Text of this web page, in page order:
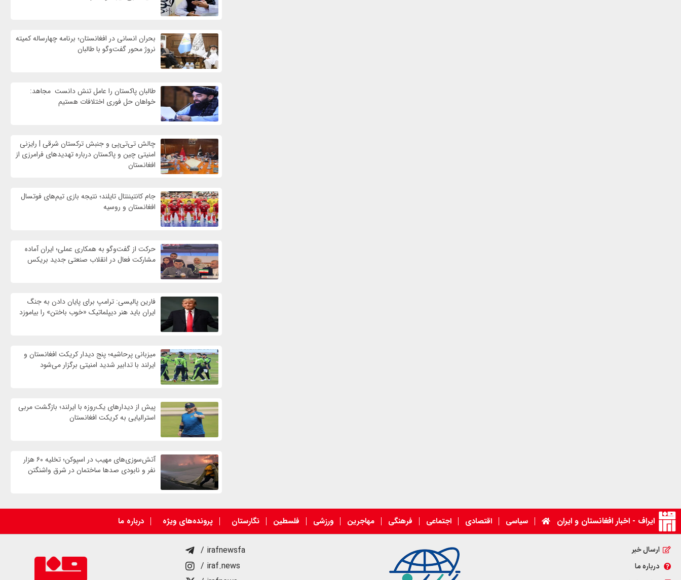
بحران انسانی در افغانستان؛ برنامه چهار‌ساله کمیته
نروژ محور گفت‌وگو با طالبان
طالبان پاکستان را عامل تنش دانست مجاهد:
خواهان حل فوری اختلافات هستیم
چالش تی‌تی‌پی و جنبش ترکستان شرقی | رایزنی
امنیتی چین و پاکستان درباره تهدیدهای فرامرزی از
افغانستان
جام کانتیننتال تایلند؛ نتیجه بازی تیم‌های فوتسال
افغانستان و روسیه
حرکت از گفت‌وگو به همکاری عملی؛ ایران آماده
مشارکت فعال در انقلاب صنعتی جدید بریکس
فارین پالیسی: ترامپ برای پایان دادن به جنگ
ایران باید هنر دیپلماتیک «خوب باختن» را بیاموزد
میزبانی پرحاشیه؛ پنج دیدار کریکت افغانستان و
ایرلند با تدابیر شدید امنیتی برگزار می‌شود
پیش از دیدارهای یک‌روزه با ایرلند؛ بازگشت مربی
استرالیایی به کریکت افغانستان
آتش‌سوزی‌های مهیب در اسپوکن؛ تخلیه ۶۰ هزار
نفر و نابودی صدها ساختمان در شرق واشنگتن
ایراف - اخبار افغانستان و ایران سیاسی اقتصادی اجتماعی فرهنگی مهاجرین ورزشی فلسطین نگارستان پرونده‌های ویژه درباره ما
ارسال خبر
درباره ما
/ irafnewsfa
/ iraf.news